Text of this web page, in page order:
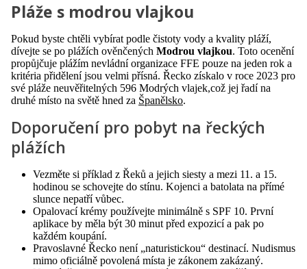
Pláže s modrou vlajkou
Pokud byste chtěli vybírat podle čistoty vody a kvality pláží,
dívejte se po plážích ověnčených Modrou vlajkou. Toto ocenění
propůjčuje plážím nevládní organizace FFE pouze na jeden rok a
kritéria přidělení jsou velmi přísná. Řecko získalo v roce 2023 pro
své pláže neuvěřitelných 596 Modrých vlajek,což jej řadí na
druhé místo na světě hned za Španělsko.
Doporučení pro pobyt na řeckých
plážích
Vezměte si příklad z Řeků a jejich siesty a mezi 11. a 15.
hodinou se schovejte do stínu. Kojenci a batolata na přímé
slunce nepatří vůbec.
Opalovací krémy používejte minimálně s SPF 10. První
aplikace by měla být 30 minut před expozicí a pak po
každém koupání.
Pravoslavné Řecko není „naturistickou“ destinací. Nudismus
mimo oficiálně povolená místa je zákonem zakázaný.